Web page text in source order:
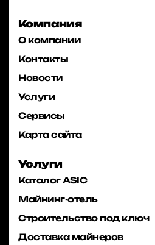
Компания
О компании
Контакты
Новости
Услуги
Сервисы
Карта сайта
Услуги
Каталог ASIC
Майнинг-отель
Строительство под ключ
Доставка майнеров